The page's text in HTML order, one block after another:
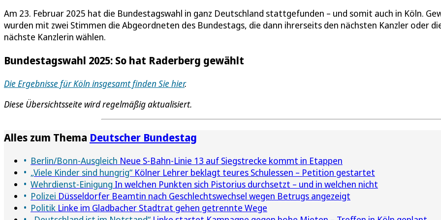
Am 23. Februar 2025 hat die Bundestagswahl in ganz Deutschland stattgefunden – und somit auch in Köln.
wurden mit zwei Stimmen die Abgeordneten des Bundestags, die dann ihrerseits den nächsten Kanzler oder
nächste Kanzlerin wählen.
Bundestagswahl 2025: So hat Raderberg gewählt
Die Ergebnisse für Köln insgesamt finden Sie hier.
Diese Übersichtsseite wird regelmäßig aktualisiert.
Alles zum Thema Deutscher Bundestag
Berlin/Bonn-Ausgleich Neue S-Bahn-Linie 13 auf Siegstrecke kommt in Etappen
„Viele Kinder sind hungrig“ Kölner Lehrer beklagt teures Schulessen – Petition gestartet
Wehrdienst-Einigung In welchen Punkten sich Pistorius durchsetzt – und in welchen nicht
Polizei Düsseldorfer Beamtin nach Geschlechtswechsel wegen Betrugs angezeigt
Politik Linke im Gladbacher Stadtrat gehen getrennte Wege